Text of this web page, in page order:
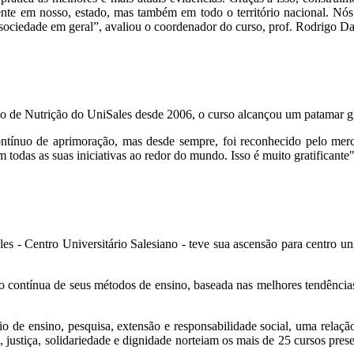
em nosso, estado, mas também em todo o território nacional.
em geral”, avaliou o coordenador do curso, prof. Rodrigo
de Nutrição do UniSales desde 2006, o curso alcançou um patamar
de aprimoração, mas desde sempre, foi reconhecido pelo
todas as suas iniciativas ao redor do mundo. Isso é muito
- Centro Universitário Salesiano - teve sua ascensão para
de seus métodos de ensino, baseada nas melhores
ensino, pesquisa, extensão e responsabilidade social, uma
solidariedade e dignidade norteiam os mais de 25 cursos